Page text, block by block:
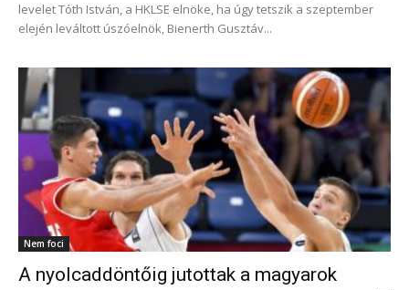
levelet Tóth István, a HKLSE elnöke, ha úgy tetszik a szeptember
elején leváltott úszóelnök, Bienerth Gusztáv...
Nem foci
A nyolcaddöntőig jutottak a magyarok